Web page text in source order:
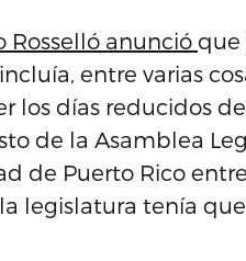
Rosselló anunció que
entre varias
días reducidos de
de la Asamblea
de Puerto Rico
legislatura tenía